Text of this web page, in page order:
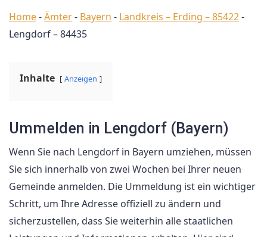
Home-Ämter- Bayern - Landkreis – Erding – 85422-
Lengdorf – 84435
Inhalte Anzeigen
Ummelden in Lengdorf (Bayern)
Wenn Sie nach Lengdorf in Bayern umziehen, müssen
Sie sich innerhalb von zwei Wochen bei Ihrer neuen
Gemeinde anmelden. Die Ummeldung ist ein wichtiger
Schritt, um Ihre Adresse offiziell zu ändern und
sicherzustellen, dass Sie weiterhin alle staatlichen